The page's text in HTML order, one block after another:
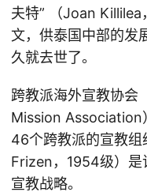
夫特” （Joan
文，供泰国中部的发
久就去世了。
跨教派海外宣教协
Mission Association
46个跨教派的宣教
Frizen，1954级）是
宣教战略。